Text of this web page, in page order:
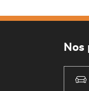
Nos